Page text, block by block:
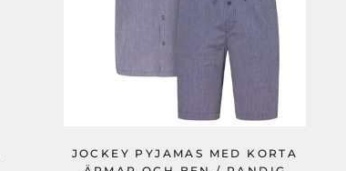
JOCKEY PYJAMAS MED KORTA